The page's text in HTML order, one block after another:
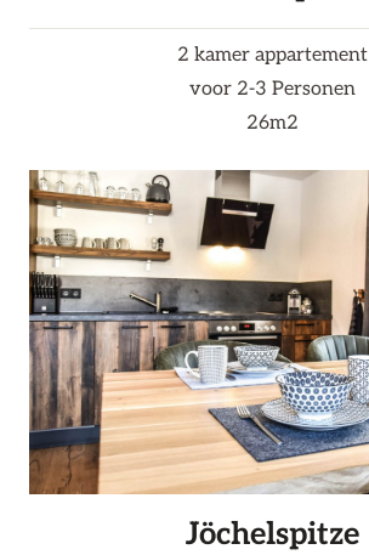
2 kamer appartement
voor 2-3 Personen
26m2
Jöchelspitze